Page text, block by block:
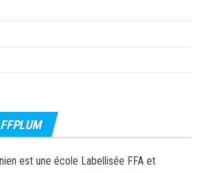
est une école Labellisée FFA et